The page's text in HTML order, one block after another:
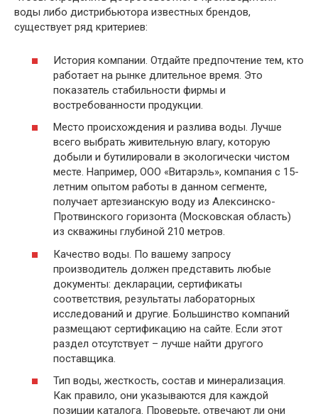
воды либо дистрибьютора известных брендов,
существует ряд критериев:
История компании. Отдайте предпочтение тем, кто
работает на рынке длительное время. Это
показатель стабильности фирмы и
востребованности продукции.
Место происхождения и разлива воды. Лучше
всего выбрать живительную влагу, которую
добыли и бутилировали в экологически чистом
месте. Например, ООО «Витарэль», компания с 15-
летним опытом работы в данном сегменте,
получает артезианскую воду из Алексинско-
Протвинского горизонта (Московская область)
из скважины глубиной 210 метров.
Качество воды. По вашему запросу
производитель должен представить любые
документы: декларации, сертификаты
соответствия, результаты лабораторных
исследований и другие. Большинство компаний
размещают сертификацию на сайте. Если этот
раздел отсутствует – лучше найти другого
поставщика.
Тип воды, жесткость, состав и минерализация.
Как правило, они указываются для каждой
позиции каталога. Проверьте, отвечают ли они